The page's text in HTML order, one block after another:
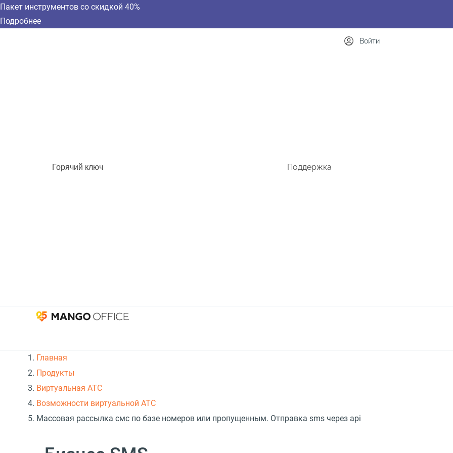
Пакет инструментов со скидкой 40%
Подробнее
Горячий ключ Поддержка
Войти
Главная
Продукты
Виртуальная АТС
Возможности виртуальной АТС
Массовая рассылка смс по базе номеров или пропущенным. Отправка sms через api